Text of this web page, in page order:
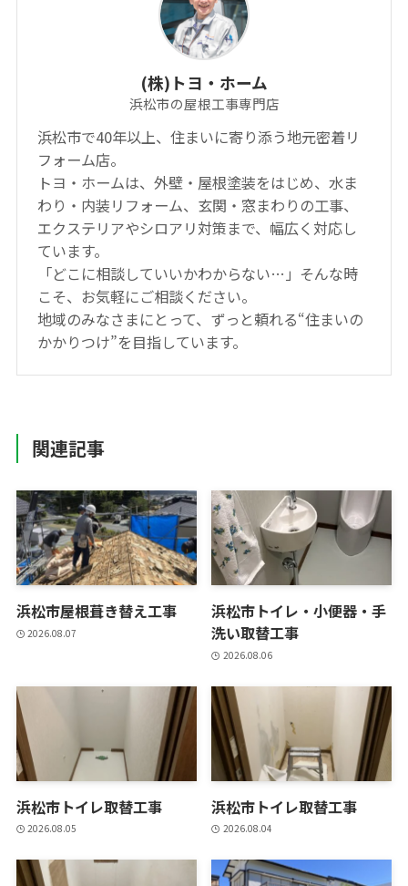
(株)トヨ・ホーム
浜松市の屋根工事専門店
浜松市で40年以上、住まいに寄り添う地元密着リ
フォーム店。
トヨ・ホームは、外壁・屋根塗装をはじめ、水ま
わり・内装リフォーム、玄関・窓まわりの工事、
エクステリアやシロアリ対策まで、幅広く対応し
ています。
「どこに相談していいかわからない…」そんな時
こそ、お気軽にご相談ください。
地域のみなさまにとって、ずっと頼れる“住まいの
かかりつけ”を目指しています。
関連記事
浜松市屋根葺き替え工事
2026.08.07
浜松市トイレ・小便器・手
洗い取替工事
2026.08.06
浜松市トイレ取替工事
2026.08.05
浜松市トイレ取替工事
2026.08.04